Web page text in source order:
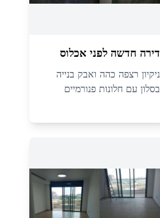
דירה חדשה לפני אכלוס
ניקיון רצפה כהה ואבק בנייה
בסלון עם חלונות פנורמיים